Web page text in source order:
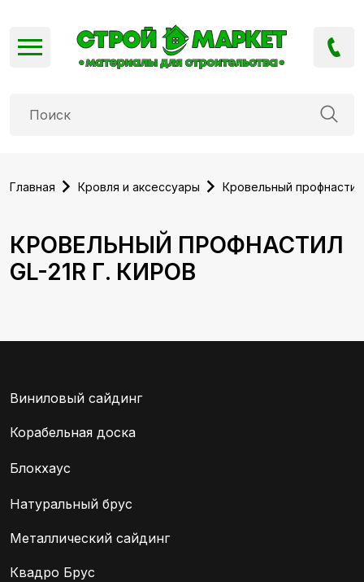
Главная Кровля и аксессуары Кровельный профнастил
КРОВЕЛЬНЫЙ ПРОФНАСТИЛ
GL-21R Г. КИРОВ
Виниловый сайдинг
Корабельная доска
Блокхаус
Натуральный брус
Металлический сайдинг
Квадро Брус